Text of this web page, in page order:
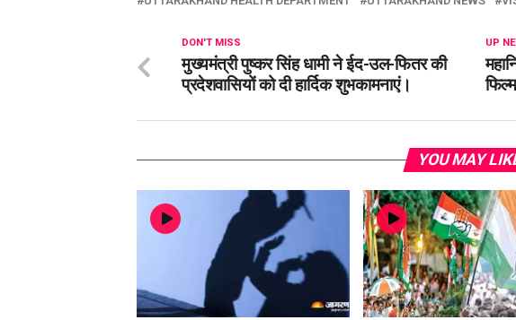
UP
DON'T MISS
मुख्यमंत्री पुष्कर सिंह धामी ने ईद-उल-फितर की
प्रदेशवासियों को दी हार्दिक शुभकामनाएं।
YOU MAY